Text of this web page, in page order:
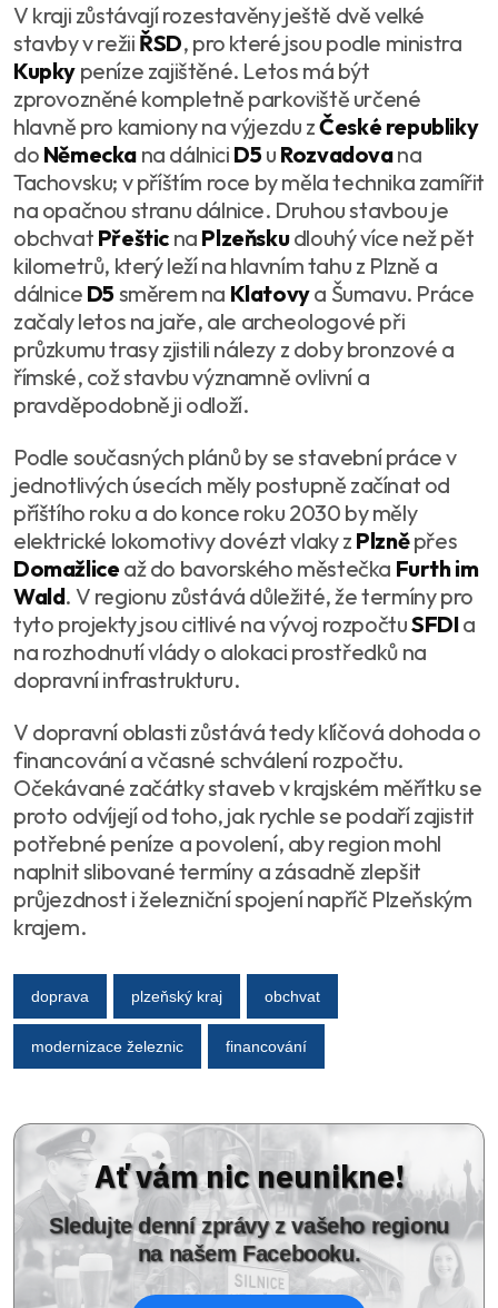
V kraji zůstávají rozestavěny ještě dvě velké
stavby v režii ŘSD, pro které jsou podle ministra
Kupky peníze zajištěné. Letos má být
zprovozněné kompletně parkoviště určené
hlavně pro kamiony na výjezdu zČeské republiky
do Německa na dálnici D5 u Rozvadovana
Tachovsku; v příštím roce by měla technika zamířit
na opačnou stranu dálnice. Druhou stavbou je
obchvat Přeštic na Plzeňskudlouhý více než pět
kilometrů, který leží na hlavním tahu z Plzně a
dálnice D5 směrem na Klatovya Šumavu. Práce
začaly letos na jaře, ale archeologové při
průzkumu trasy zjistili nálezy z doby bronzové a
římské, což stavbu významně ovlivní a
pravděpodobně ji odloží.
Podle současných plánů by se stavební práce v
jednotlivých úsecích měly postupně začínat od
příštího roku a do konce roku 2030 by měly
elektrické lokomotivy dovézt vlaky z Plzněpřes
Domažlice až do bavorského městečka Furth im
Wald. V regionu zůstává důležité, že termíny pro
tyto projekty jsou citlivé na vývoj rozpočtuSFDIa
na rozhodnutí vlády o alokaci prostředků na
dopravní infrastrukturu.
V dopravní oblasti zůstává tedy klíčová dohoda o
financování a včasné schválení rozpočtu.
Očekávané začátky staveb v krajském měřítku se
proto odvíjejí od toho, jak rychle se podaří zajistit
potřebné peníze a povolení, aby region mohl
naplnit slibované termíny a zásadně zlepšit
průjezdnost i železniční spojení napříč Plzeňským
krajem.
doprava plzeňský kraj obchvat
modernizace železnic financování
Ať vám nic neunikne!
Sledujte denní zprávy z vašeho regionu
na našem Facebooku.